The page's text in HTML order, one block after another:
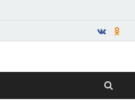
—